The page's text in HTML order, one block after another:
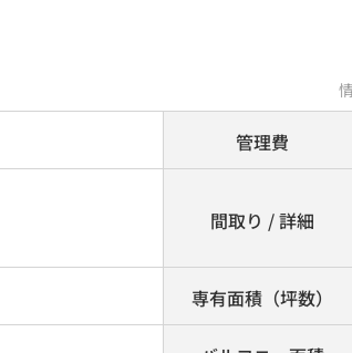
管理費
間取り / 詳細
専有面積（坪数）